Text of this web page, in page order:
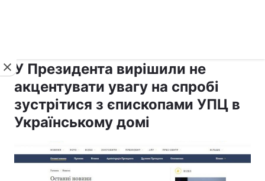
У Президента вирішили не
акцентувати увагу на спробі
зустрітися з єпископами УПЦ в
Українському домі